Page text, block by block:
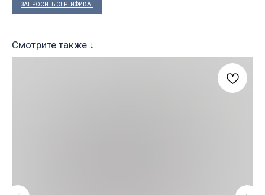
ЗАПРОСИТЬ СЕРТИФИКАТ
Смотрите также ↓